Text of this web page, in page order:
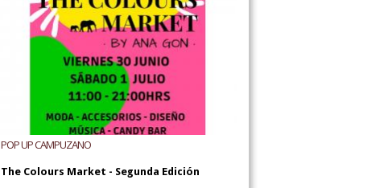
POP UP CAMPUZANO
The Colours Market - Segunda Edición